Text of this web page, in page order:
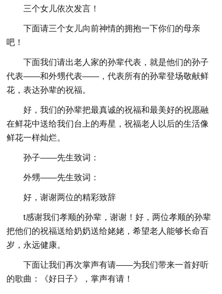
三个女儿依次发言！
下面请三个女儿向前神情的拥抱一下你们的母亲
吧！
下面我们请出老人家的孙辈代表，就是他们的孙子
代表——和外甥代表——，代表所有的孙辈登场敬献鲜
花，表达孙辈的祝福。
好，我们的孙辈把最真诚的祝福和最美好的祝愿融
在鲜花中送给我们台上的寿星，祝福老人以后的生活像
鲜花一样灿烂。
孙子——先生致词：
外甥——先生致词：
好，谢谢两位的精彩致辞
t感谢我们孝顺的孙辈，谢谢！好，两位孝顺的孙辈
把他们的祝福送给奶奶送给姥姥，希望老人能够长命百
岁，永远健康。
下面让我们再次掌声有请——为我们带来一首好听
的歌曲：《好日子》，掌声有请！